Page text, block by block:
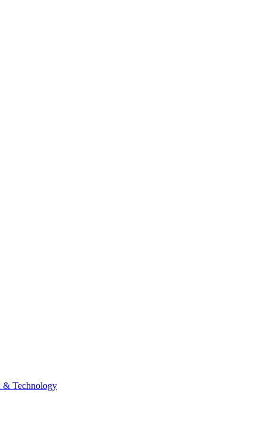
Technology